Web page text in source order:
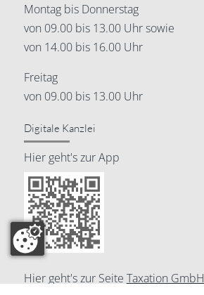
Montag bis Donnerstag
von 09.00 bis 13.00 Uhr sowie
von 14.00 bis 16.00 Uhr
Freitag
von 09.00 bis 13.00 Uhr
Digitale Kanzlei
Hier geht's zur App
Hier geht's zur Seite Taxation GmbH